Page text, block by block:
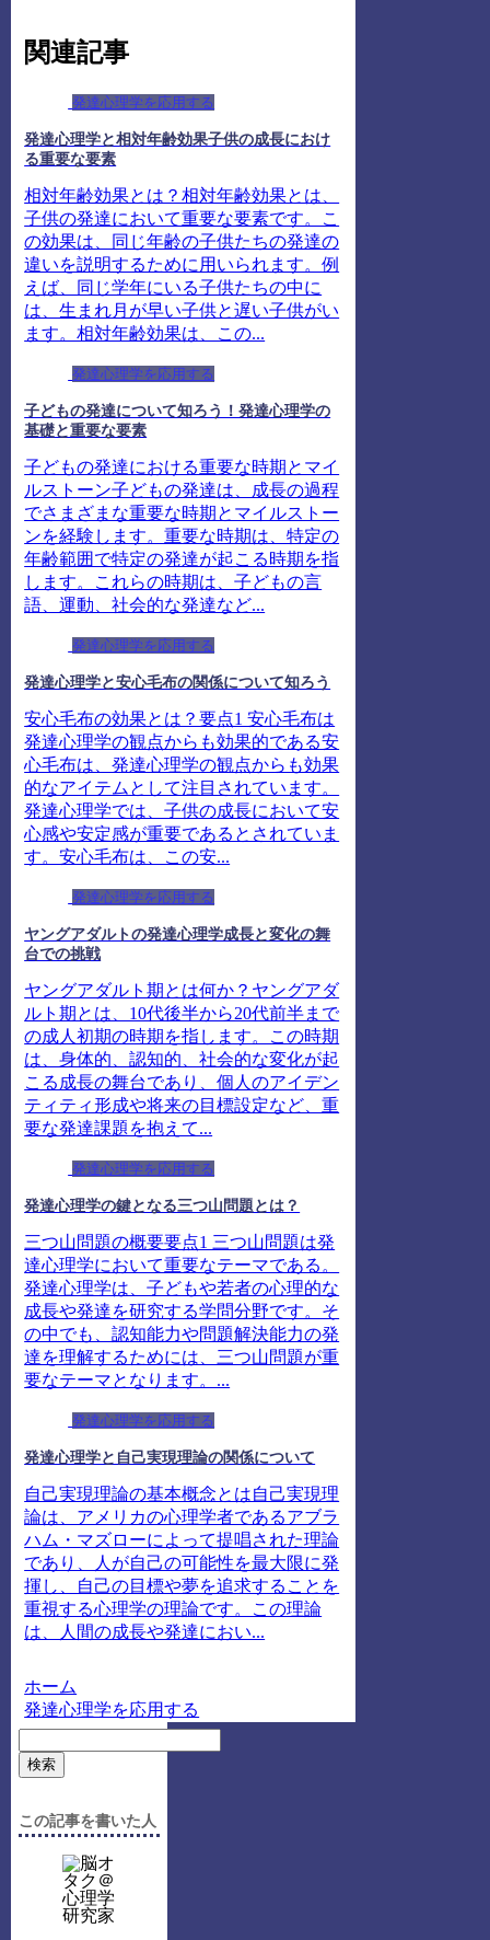
関連記事
発達心理学を応用する
発達心理学と相対年齢効果子供の成長におけ
る重要な要素
相対年齢効果とは？相対年齢効果とは、
子供の発達において重要な要素です。こ
の効果は、同じ年齢の子供たちの発達の
違いを説明するために用いられます。例
えば、同じ学年にいる子供たちの中に
は、生まれ月が早い子供と遅い子供がい
ます。相対年齢効果は、この...
発達心理学を応用する
子どもの発達について知ろう！発達心理学の
基礎と重要な要素
子どもの発達における重要な時期とマイ
ルストーン子どもの発達は、成長の過程
でさまざまな重要な時期とマイルストー
ンを経験します。重要な時期は、特定の
年齢範囲で特定の発達が起こる時期を指
します。これらの時期は、子どもの言
語、運動、社会的な発達など...
発達心理学を応用する
発達心理学と安心毛布の関係について知ろう
安心毛布の効果とは？要点1 安心毛布は
発達心理学の観点からも効果的である安
心毛布は、発達心理学の観点からも効果
的なアイテムとして注目されています。
発達心理学では、子供の成長において安
心感や安定感が重要であるとされていま
す。安心毛布は、この安...
発達心理学を応用する
ヤングアダルトの発達心理学成長と変化の舞
台での挑戦
ヤングアダルト期とは何か？ヤングアダ
ルト期とは、10代後半から20代前半まで
の成人初期の時期を指します。この時期
は、身体的、認知的、社会的な変化が起
こる成長の舞台であり、個人のアイデン
ティティ形成や将来の目標設定など、重
要な発達課題を抱えて...
発達心理学を応用する
発達心理学の鍵となる三つ山問題とは？
三つ山問題の概要要点1 三つ山問題は発
達心理学において重要なテーマである。
発達心理学は、子どもや若者の心理的な
成長や発達を研究する学問分野です。そ
の中でも、認知能力や問題解決能力の発
達を理解するためには、三つ山問題が重
要なテーマとなります。...
発達心理学を応用する
発達心理学と自己実現理論の関係について
自己実現理論の基本概念とは自己実現理
論は、アメリカの心理学者であるアブラ
ハム・マズローによって提唱された理論
であり、人が自己の可能性を最大限に発
揮し、自己の目標や夢を追求することを
重視する心理学の理論です。この理論
は、人間の成長や発達におい...
ホーム
発達心理学を応用する
検索
この記事を書いた人